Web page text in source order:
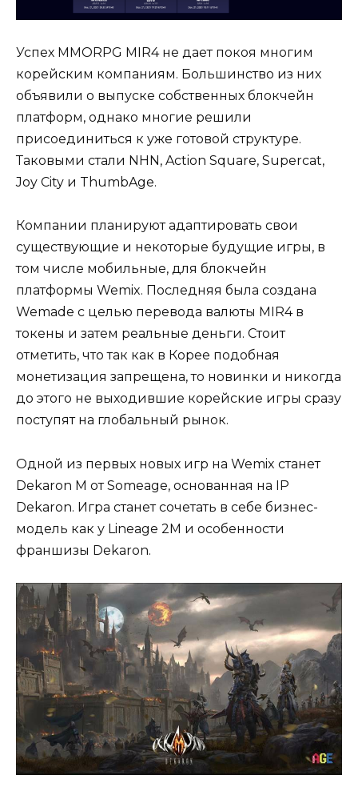
Успех MMORPG MIR4 не дает покоя многим
корейским компаниям. Большинство из них
объявили о выпуске собственных блокчейн
платформ, однако многие решили
присоединиться к уже готовой структуре.
Таковыми стали NHN, Action Square, Supercat,
Joy City и ThumbAge.
Компании планируют адаптировать свои
существующие и некоторые будущие игры, в
том числе мобильные, для блокчейн
платформы Wemix. Последняя была создана
Wemade с целью перевода валюты MIR4 в
токены и затем реальные деньги. Стоит
отметить, что так как в Корее подобная
монетизация запрещена, то новинки и никогда
до этого не выходившие корейские игры сразу
поступят на глобальный рынок.
Одной из первых новых игр на Wemix станет
Dekaron M от Someage, основанная на IP
Dekaron. Игра станет сочетать в себе бизнес-
модель как у Lineage 2M и особенности
франшизы Dekaron.